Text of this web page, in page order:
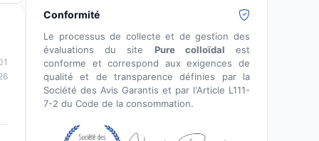
Conformité
Le processus de collecte et de gestion des
évaluations du site Pure colloïdal est
conforme et correspond aux exigences de
qualité et de transparence définies par la
Société des Avis Garantis et par l'Article L111-
7-2 du Code de la consommation.